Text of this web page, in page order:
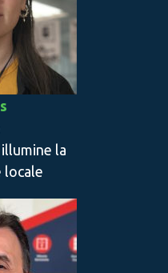
la
locale